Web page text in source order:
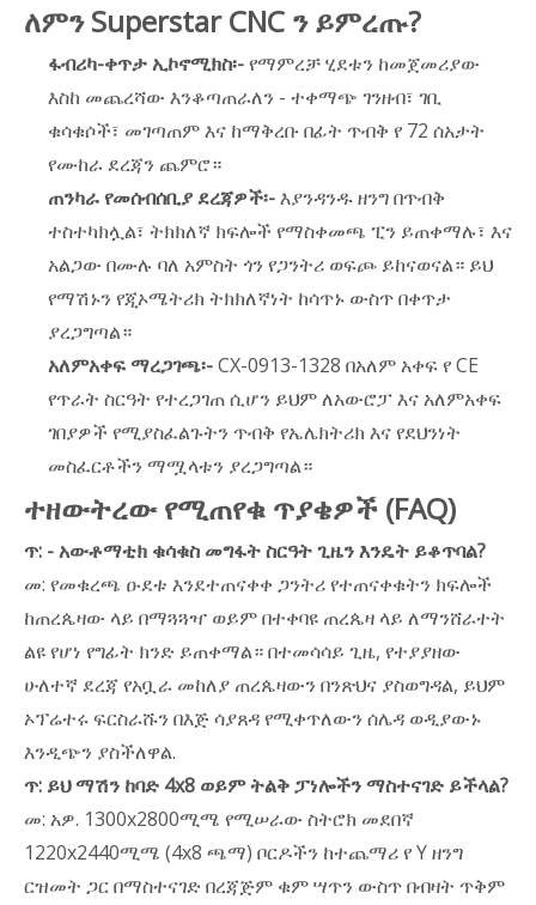
ለምን Superstar CNC ን ይምረጡ?
ፋብሪካ-ቀጥታ ኢኮኖሚክስ፡-የማምረቻ ሂደቱን ከመጀመሪያው
እስከ መጨረሻው እንቆጣጠራለን - ተቀማጭ ገንዘብ፣ ገቢ
ቁሳቁሶች፣ መገጣጠም እና ከማቅረቡ በፊት ጥብቅ የ 72 ሰአታት
የሙከራ ደረጃን ጨምሮ።
ጠንካራ የመሰብሰቢያ ደረጃዎች፡-እያንዳንዱ ዘንግ በጥብቅ
ተስተካክሏል፣ ትክክለኛ ክፍሎች የማስቀመጫ ፒን ይጠቀማሉ፣ እና
አልጋው በሙሉ ባለ አምስት ጎን የጋንትሪ ወፍጮ ይከናወናል። ይህ
የማሽኑን የጂኦሜትሪክ ትክክለኛነት ከሳጥኑ ውስጥ በቀጥታ
ያረጋግጣል።
አለምአቀፍ ማረጋገጫ፡-CX-0913-1328 በአለም አቀፍ የ CE
የጥራት ስርዓት የተረጋገጠ ሲሆን ይህም ለአውሮፓ እና አለምአቀፍ
ገበያዎች የሚያስፈልጉትን ጥብቅ የኤሌክትሪክ እና የደህንነት
መስፈርቶችን ማሟላቱን ያረጋግጣል።
ተዘውትረው የሚጠየቁ ጥያቄዎች (FAQ)
ጥ: - አውቶማቲክ ቁሳቁስ መግፋት ስርዓት ጊዜን እንዴት ይቆጥባል?
መ: የመቁረጫ ዑደቱ እንደተጠናቀቀ ጋንትሪ የተጠናቀቁትን ክፍሎች
ከጠረጴዛው ላይ በማጓጓዣ ወይም በተቀባዩ ጠረጴዛ ላይ ለማንሸራተት
ልዩ የሆነ የግፊት ክንድ ይጠቀማል። በተመሳሳይ ጊዜ, የተያያዘው
ሁለተኛ ደረጃ የአቧራ መከለያ ጠረጴዛውን በንጽህና ያስወግዳል, ይህም
ኦፕሬተሩ ፍርስራሹን በእጅ ሳያጸዳ የሚቀጥለውን ሰሌዳ ወዲያውኑ
እንዲጭን ያስችለዋል.
ጥ: ይህ ማሽን ከባድ 4x8 ወይም ትልቅ ፓነሎችን ማስተናገድ ይችላል?
መ: አዎ. 1300x2800ሚሜ የሚሠራው ስትሮክ መደበኛ
1220x2440ሚሜ (4x8 ጫማ) ቦርዶችን ከተጨማሪ የ Y ዘንግ
ርዝመት ጋር በማስተናገድ በረጃጅም ቁም ሣጥን ውስጥ በብዛት ጥቅም